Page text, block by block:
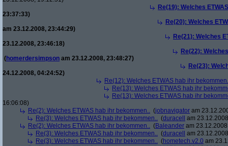
Re(19): Welches
23:37:33)
Re(20): Welches
am 23.12.2008, 23:44:29)
Re(21): Welches
23.12.2008, 23:46:18)
Re(22):
(homerdersimpson am 23.12.2008, 23:48:27)
Re(23):
24.12.2008, 04:24:52)
Re(12): Welches ETWAS hab ihr
Re(13): Welches ETWAS hab ihr
Re(13): Welches ETWAS hab ihr
16:06:08)
Re(2): Welches ETWAS hab ihr bekommen.. (jobnavigator am
Re(3): Welches ETWAS hab ihr bekommen.. (duracell
am
Re(2): Welches ETWAS hab ihr bekommen.. (Baleander am
Re(3): Welches ETWAS hab ihr bekommen.. (duracell
am
Re(3): Welches ETWAS hab ihr bekommen.. (hometech.v2.0 am